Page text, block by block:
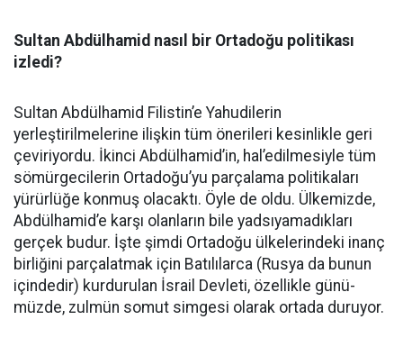
Sultan Abdülhamid nasıl bir Ortadoğu politikası
izledi?
Sultan Abdülhamid Filistin’e Yahudilerin
yerleştirilmelerine ilişkin tüm önerileri kesinlikle geri
çeviriyordu. İkinci Abdülhamid’in, hal’edilmesiyle tüm
sömürgecilerin Ortadoğu’yu parçalama politikaları
yürürlüğe konmuş olacaktı. Öyle de oldu. Ülkemizde,
Abdülhamid’e karşı olanların bile yadsıyamadıkları
gerçek budur. İşte şimdi Ortadoğu ülkelerindeki inanç
birliğini parçalatmak için Batılılarca (Rusya da bunun
içindedir) kurdurulan İsrail Devleti, özellikle günü­
müzde, zulmün somut simgesi olarak ortada duruyor.